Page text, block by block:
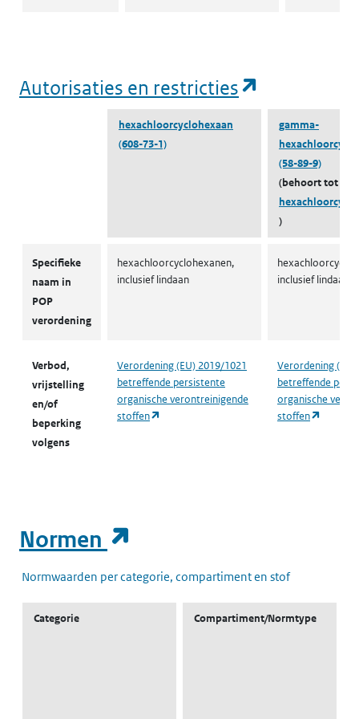
Autorisaties en restricties
hexachloorcyclohexaan
(608-73-1)
gamma-
(58-89-9)
(behoort tot
)
Specifieke
naam in
POP
verordening
hexachloorcyclohexanen,
inclusief lindaan
inclusief lindaan
Verbod,
vrijstelling
en/of
beperking
volgens
Verordening (EU) 2019/1021
betreffende persistente
organische verontreinigende
stoffen
(opent in een nieuw tabblad)
Verordening
betreffende
organische
stoffen
Normen
Normwaarden per categorie, compartiment en stof
Categorie Compartiment/Normtype